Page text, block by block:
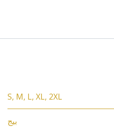
S, M, L, XL, 2XL
بيج